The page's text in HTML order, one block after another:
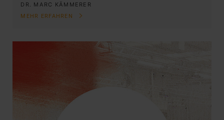
DR. MARC KÄMMERER
MEHR ERFAHREN